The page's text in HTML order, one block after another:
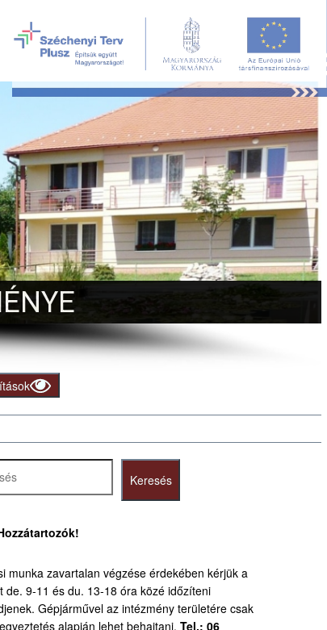
Keresés
munka zavartalan végzése érdekében kérjük a
de. 9-11 és du. 13-18 óra közé időzíteni
Gépjárművel az intézmény területére csak
alapján lehet behajtani. Tel.: 06